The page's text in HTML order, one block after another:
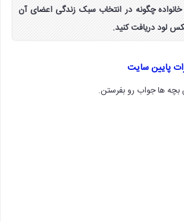
چگونه در انتخاب سبک زندگی اعضای آن
لود دریافت کنید.
پایین سایت
بچه ها جواب رو بفرستن.